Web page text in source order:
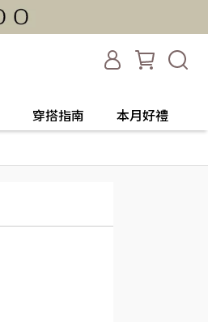
穿搭指南 本月好禮